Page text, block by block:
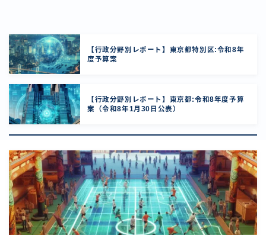
【行政分野別レポート】東京都特別区:令和8年
度予算案
【行政分野別レポート】東京都:令和8年度予算
案（令和8年1月30日公表）